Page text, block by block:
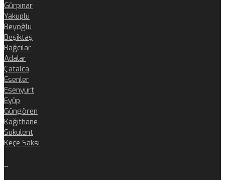
Gürpınar
Yakuplu
Beyoğlu
Beşiktaş
Bağcılar
Adalar
Çatalca
Esenler
Esenyurt
Eyüp
Güngören
Kağıthane
Sukulent
Keçe Saksı
..